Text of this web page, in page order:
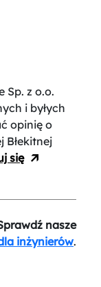
Sp. z o.o.
i byłych
opinię o
Błekitnej
się
nasze
inżynierów.